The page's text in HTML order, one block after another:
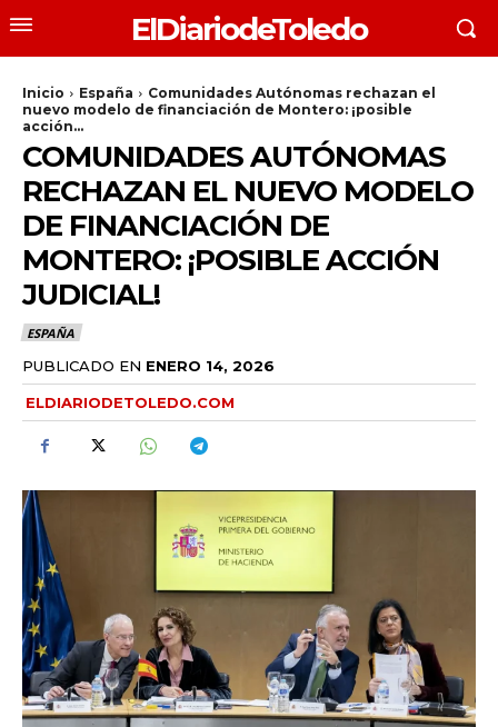
ElDiariodeToledo
Inicio España
Comunidades Autónomas rechazan el
nuevo modelo de financiación de Montero: ¡posible
acción...
COMUNIDADES AUTÓNOMAS
RECHAZAN EL NUEVO MODELO
DE FINANCIACIÓN DE
MONTERO: ¡POSIBLE ACCIÓN
JUDICIAL!
ESPAÑA
PUBLICADO EN ENERO 14, 2026
ELDIARIODETOLEDO.COM